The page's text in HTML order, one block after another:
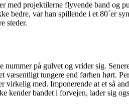
med projektilerne flyvende band
var han spillende i et 80´er
steder.
på gulvet og vrider sig.
væsentligt tungere end førhen hørt.
med. Imponerende at et så
kender bandet i forvejen, lader sig